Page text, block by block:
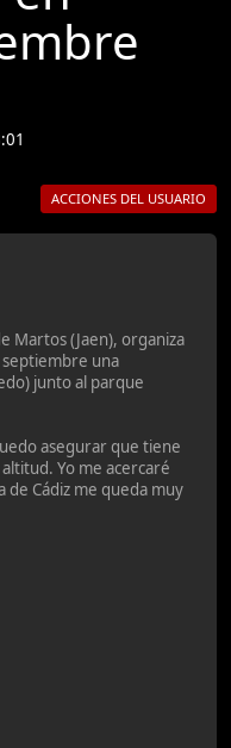
ACCIONES DEL USUARIO
Martos (Jaen), organiza
septiembre una
junto al parque
asegurar que tiene
Yo me acercaré
de Cádiz me queda muy